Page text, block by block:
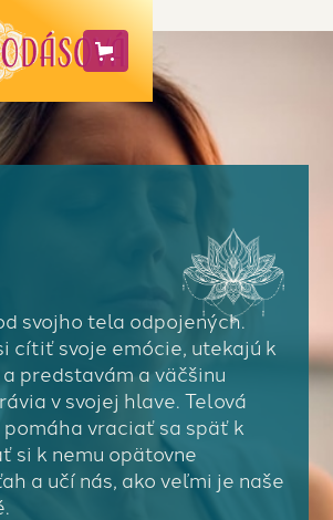
svojho tela odpojených.
cítiť svoje emócie, utekajú k
predstavám a väčšinu
v svojej hlave. Telová
vraciať sa späť k
si k nemu opätovne
a učí nás, ako veľmi je naše